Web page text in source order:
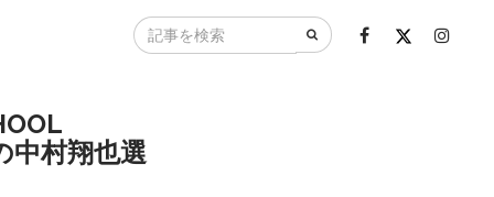
中村翔也選